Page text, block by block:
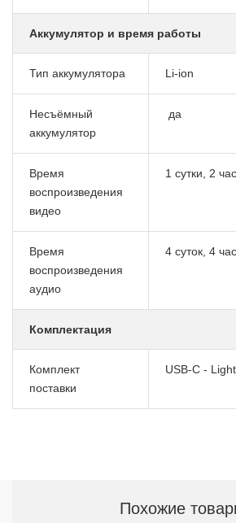
Аккумулятор и время работы
Тип аккумулятора Li-ion
Несъёмный
аккумулятор
да
Время
воспроизведения
видео
1 сутки, 2
Время
воспроизведения
аудио
4 суток, 4
Комплектация
Комплект
поставки
USB-C -
Похожие